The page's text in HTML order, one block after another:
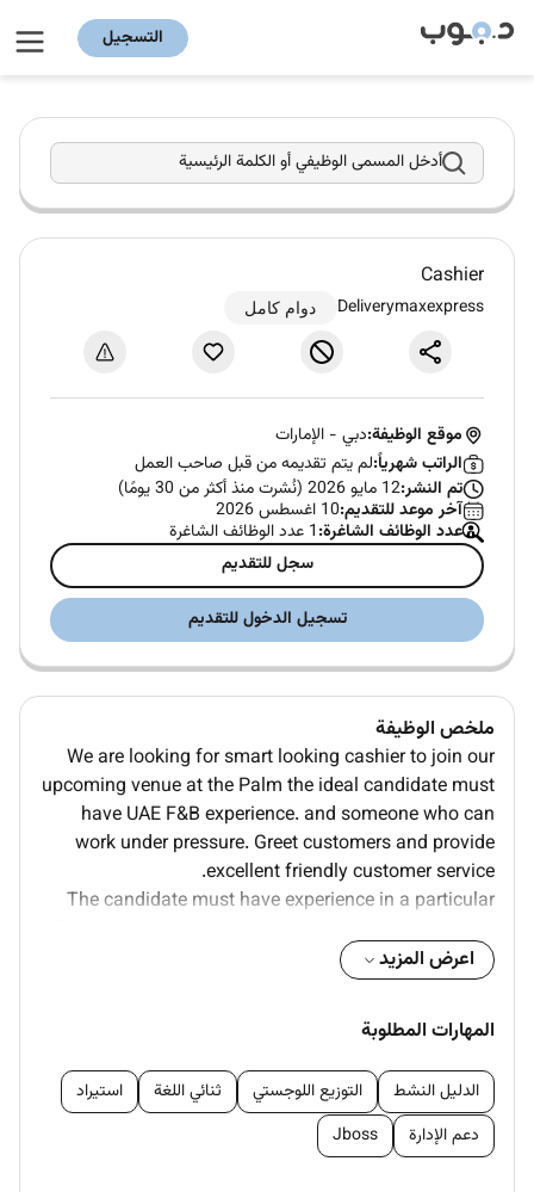
التسجيل
أدخل المسمى الوظيفي أو الكلمة الرئيسية
Cashier
Deliverymaxexpress دوام كامل
موقع الوظيفة:دبي - الإمارات
الراتب شهرياً:لم يتم تقديمه من قبل صاحب العمل
تم النشر:12 مايو 2026 (نُشرت منذ أكثر من 30 يومًا)
آخر موعد للتقديم:10 اغسطس 2026
عدد الوظائف الشاغرة:1 عدد الوظائف الشاغرة
سجل للتقديم
تسجيل الدخول للتقديم
ملخص الوظيفة
We are looking for smart looking cashier to join our
upcoming venue at the Palm the ideal candidate must
have UAE F&B experience. and someone who can
work under pressure. Greet customers and provide
excellent friendly customer service.
The candidate must have experience in a particular
nationality can contact. 2000 to 2500 salary
accommodation and transportation other benefits as
per UAE labor law.
اعرض المزيد
المهارات المطلوبة
الدليل النشط التوزيع اللوجستي ثنائي اللغة
استيراد
دعم الإدارة
Jboss